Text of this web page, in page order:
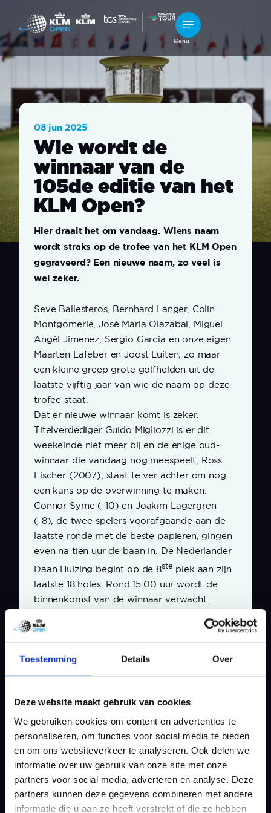
Toestemming Details Over
Deze website maakt gebruik van cookies
We gebruiken cookies om content en advertenties te
personaliseren, om functies voor social media te bieden
en om ons websiteverkeer te analyseren. Ook delen we
informatie over uw gebruik van onze site met onze
partners voor social media, adverteren en analyse. Deze
partners kunnen deze gegevens combineren met andere
informatie die u aan ze heeft verstrekt of die ze hebben
Menu
08 jun 2025
Wie wordt de
winnaar van de
105de editie van het
KLM Open?
Hier draait het om vandaag. Wiens naam
wordt straks op de trofee van het KLM Open
gegraveerd? Een nieuwe naam, zo veel is
wel zeker.
Seve Ballesteros, Bernhard Langer, Colin
Montgomerie, José Maria Olazabal, Miguel
Angèl Jimenez, Sergio Garcia en onze eigen
Maarten Lafeber en Joost Luiten; zo maar
een kleine greep grote golfhelden uit de
laatste vijftig jaar van wie de naam op deze
trofee staat.
Dat er nieuwe winnaar komt is zeker.
Titelverdediger Guido Migliozzi is er dit
weekeinde niet meer bij en de enige oud-
winnaar die vandaag nog meespeelt, Ross
Fischer (2007), staat te ver achter om nog
een kans op de overwinning te maken.
Connor Syme (-10) en Joakim Lagergren
(-8), de twee spelers voorafgaande aan de
laatste ronde met de beste papieren, gingen
even na tien uur de baan in. De Nederlander
Daan Huizing begint op de 8ste plek aan zijn
laatste 18 holes. Rond 15.00 uur wordt de
binnenkomst van de winnaar verwacht.
Nieuws delen
MEER NIEUWS